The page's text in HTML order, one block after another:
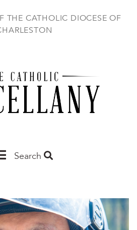
THE CATHOLIC DIOCESE OF
Search